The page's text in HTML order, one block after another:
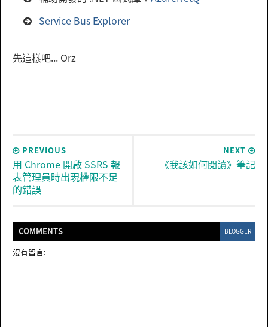
Service Bus Explorer
先這樣吧... Orz
NEXT
《我該如何閱讀》筆記
PREVIOUS
用 Chrome 開啟 SSRS 報
表管理員時出現權限不足
的錯誤
COMMENTS BLOGGER
沒有留言: